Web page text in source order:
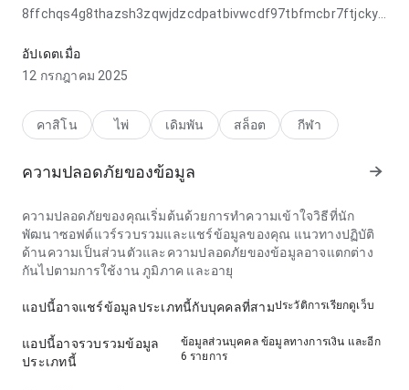
สลับรายละเอียด; ป้ายกำกับตามได้ง่าย. ความสมดุลนี้ทำให้น่า
ลอง.
อัปเดตเมื่อ
12 กรกฎาคม 2025
คาสิโน ไพ่ เดิมพัน สล็อต กีฬา
ความปลอดภัยของข้อมูล
ความปลอดภัยของคุณเริ่มต้นด้วยการทำความเข้าใจวิธีที่นัก
พัฒนาซอฟต์แวร์รวบรวมและแชร์ข้อมูลของคุณ แนวทางปฏิบัติ
ด้านความเป็นส่วนตัวและความปลอดภัยของข้อมูลอาจแตกต่าง
กันไปตามการใช้งาน ภูมิภาค และอายุ
แอปนี้อาจแชร์ข้อมูลประเภทนี้กับบุคคลที่สามประวัติการเรียกดูเว็บ
แอปนี้อาจรวบรวมข้อมูล
ประเภทนี้
ข้อมูลส่วนบุคคล ข้อมูลทางการเงิน และอีก
6 รายการ